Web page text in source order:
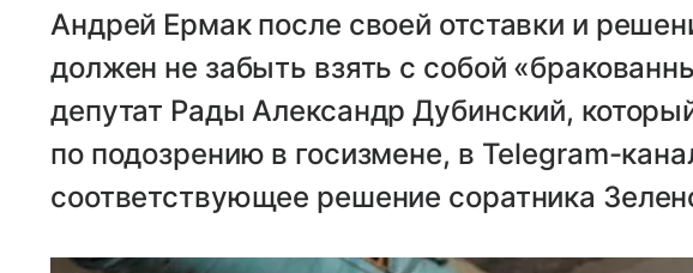
Андрей Ермак после своей отставки и
должен не забыть взять с собой
депутат Рады Александр Дубинский,
по подозрению в госизмене, в Telegram-
соответствующее решение соратника